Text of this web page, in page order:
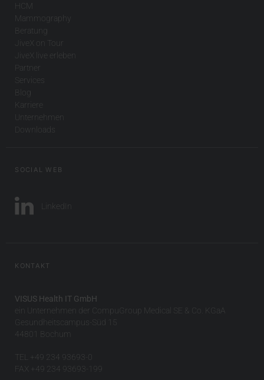
HCM
Mammography
Beratung
JiveX on Tour
JiveX live erleben
Partner
Services
Blog
Karriere
Unternehmen
Downloads
SOCIAL WEB
LinkedIn
KONTAKT
VISUS Health IT GmbH
ein Unternehmen der CompuGroup Medical SE & Co. KGaA
Gesundheitscampus-Süd 15
44801 Bochum
TEL +49 234 93693-0
FAX +49 234 93693-199